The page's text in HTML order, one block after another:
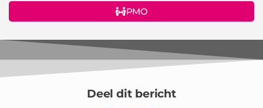
PMO
Deel dit bericht